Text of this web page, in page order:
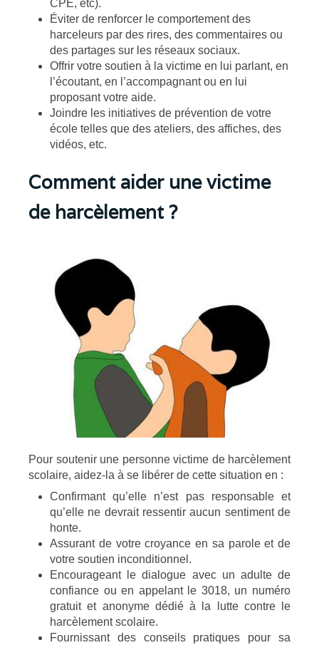
CPE, etc).
Éviter de renforcer le comportement des
harceleurs par des rires, des commentaires ou
des partages sur les réseaux sociaux.
Offrir votre soutien à la victime en lui parlant, en
l’écoutant, en l’accompagnant ou en lui
proposant votre aide.
Joindre les initiatives de prévention de votre
école telles que des ateliers, des affiches, des
vidéos, etc.
Comment aider une victime
de harcèlement ?
Pour soutenir une personne victime de harcèlement
scolaire, aidez-la à se libérer de cette situation en :
Confirmant qu’elle n’est pas responsable et
qu’elle ne devrait ressentir aucun sentiment de
honte.
Assurant de votre croyance en sa parole et de
votre soutien inconditionnel.
Encourageant le dialogue avec un adulte de
confiance ou en appelant le 3018, un numéro
gratuit et anonyme dédié à la lutte contre le
harcèlement scolaire.
Fournissant des conseils pratiques pour sa